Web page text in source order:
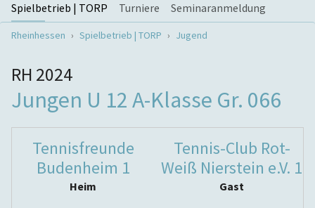
Spielbetrieb | TORP Turniere
Seminaranmeldung
Sie sind hier:
Rheinhessen Spielbetrieb | TORP Jugend
RH 2024
Jungen U 12 A-Klasse Gr. 066
Tennisfreunde
Budenheim 1
Heim
Tennis-Club Rot-
Weiß Nierstein e.V. 1
Gast